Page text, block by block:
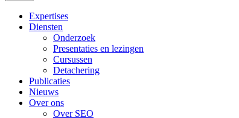
Expertises
Diensten
Onderzoek
Presentaties en lezingen
Cursussen
Detachering
Publicaties
Nieuws
Over ons
Over SEO